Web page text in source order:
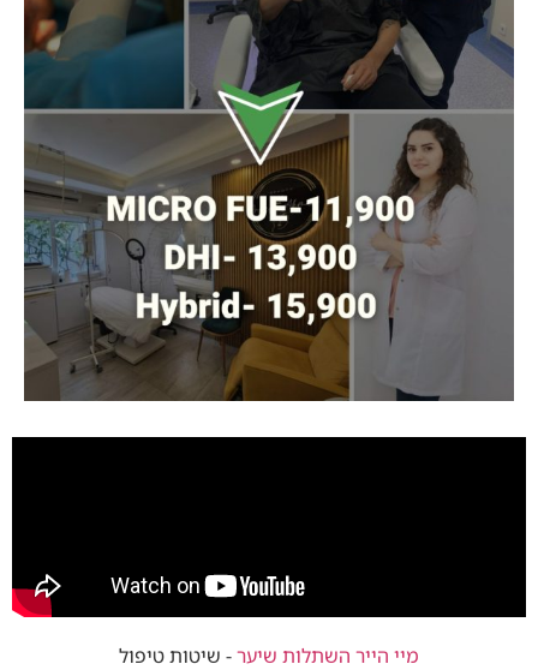
מיי הייר השתלות שיער- שיטות טיפול